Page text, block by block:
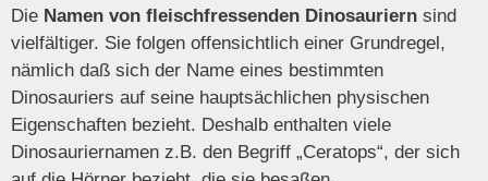
Die Namen von fleischfressenden Dinosauriern sind
vielfältiger. Sie folgen offensichtlich einer Grundregel,
nämlich daß sich der Name eines bestimmten
Dinosauriers auf seine hauptsächlichen physischen
Eigenschaften bezieht. Deshalb enthalten viele
Dinosauriernamen z.B. den Begriff „Ceratops“, der sich